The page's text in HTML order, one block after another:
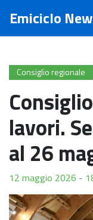
Emiciclo
Consiglio regionale
lavori.
al 26
12 maggio 2026 -